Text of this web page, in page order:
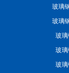
玻璃
玻璃
玻
玻
玻